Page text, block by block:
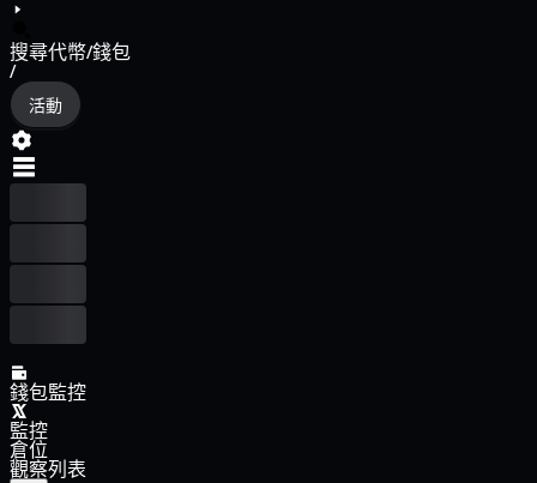
搜尋代幣/錢包
/
活動
錢包監控
監控
倉位
觀察列表